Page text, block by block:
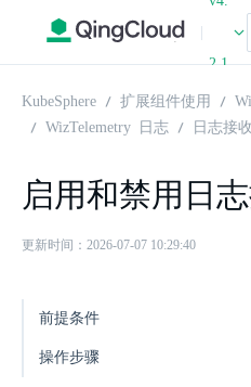
|
2.1
KubeSphere 扩展组件使用
WizTelemetry 日志
日志接
启用和禁用日
更新时间：2026-07-07 10:29:40
前提条件
操作步骤